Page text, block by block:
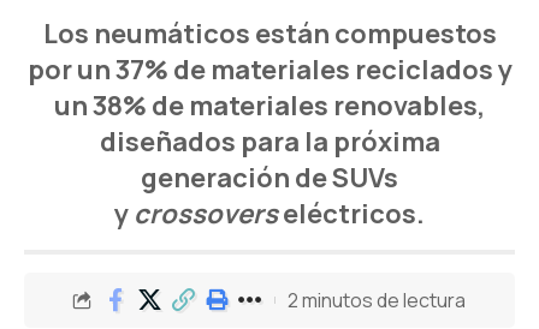
Los neumáticos están compuestos
por un 37% de materiales reciclados y
un 38% de materiales renovables,
diseñados para la próxima
generación de SUVs
y crossoverseléctricos.
2 minutos de lectura